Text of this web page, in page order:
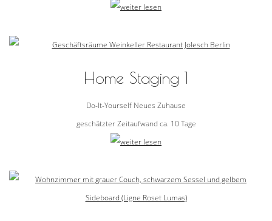
Home Staging 1
Do-It-Yourself Neues Zuhause
geschätzter Zeitaufwand ca. 10 Tage